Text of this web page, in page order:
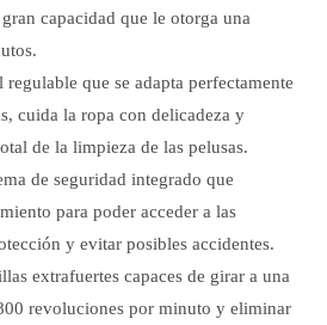
capacidad que le otorga una
regulable que se adapta perfectamente
cuida la ropa con delicadeza y
de la limpieza de las pelusas.
de seguridad integrado que
para poder acceder a las
y evitar posibles accidentes.
extrafuertes capaces de girar a una
revoluciones por minuto y eliminar